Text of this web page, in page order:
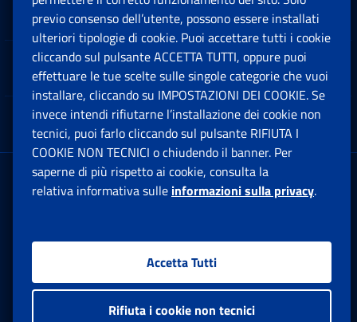
Software
Note Legali
App mobile
Sede Legale : Via Ciro il Grande, 21
00144 Roma
Facebook: Apre una nuova finestra
Twitter: Apre una nuova finestra
Whatsapp: Apre una nuova
Youtube: Apre una
Instagram:
previo consenso dell’utente, possono essere installati
ulteriori tipologie di cookie. Puoi accettare tutti i cookie
cliccando sul pulsante ACCETTA TUTTI, oppure puoi
effettuare le tue scelte sulle singole categorie che vuoi
installare, cliccando su IMPOSTAZIONI DEI COOKIE. Se
invece intendi rifiutarne l’installazione dei cookie non
tecnici, puoi farlo cliccando sul pulsante RIFIUTA I
COOKIE NON TECNICI o chiudendo il banner. Per
saperne di più rispetto ai cookie, consulta la
relativa informativa sulle informazioni sulla privacy.
Accetta Tutti
Rifiuta i cookie non tecnici